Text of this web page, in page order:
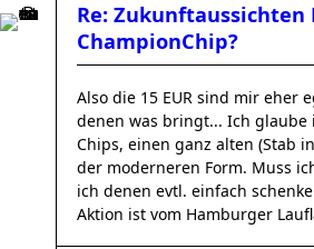
Re: Zukunftaussichten
ChampionChip?
Also die 15 EUR sind mir eher
denen was bringt... Ich glaube
Chips, einen ganz alten (Stab
der moderneren Form. Muss
ich denen evtl. einfach
Aktion ist vom Hamburger